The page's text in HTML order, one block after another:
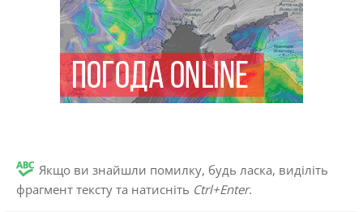
Якщо ви знайшли помилку, будь ласка, виділіть
фрагмент тексту та натисніть Ctrl+Enter.